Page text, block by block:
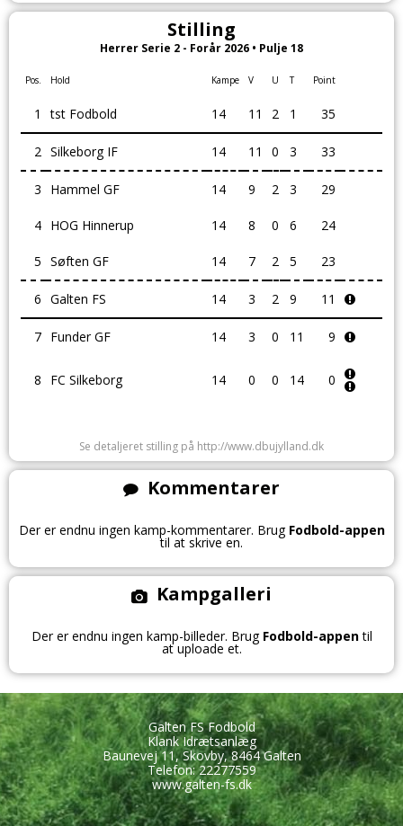
Stilling
Herrer Serie 2 - Forår 2026 • Pulje 18
Pos. Hold Kampe V U T Point
1 tst Fodbold 14 11 2 1 35
2 Silkeborg IF 14 11 0 3 33
3 Hammel GF 14 9 2 3 29
4 HOG Hinnerup 14 8 0 6 24
5 Søften GF 14 7 2 5 23
6 Galten FS 14 3 2 9 11
7 Funder GF 14 3 0 11 9
8 FC Silkeborg 14 0 0 14 0
Se detaljeret stilling på http://www.dbujylland.dk
Kommentarer
Der er endnu ingen kamp-kommentarer. Brug Fodbold-appen
til at skrive en.
Kampgalleri
Der er endnu ingen kamp-billeder. Brug Fodbold-appentil
at uploade et.
Galten FS Fodbold
Klank Idrætsanlæg
Baunevej 11, Skovby, 8464 Galten
Telefon: 22277559
www.galten-fs.dk